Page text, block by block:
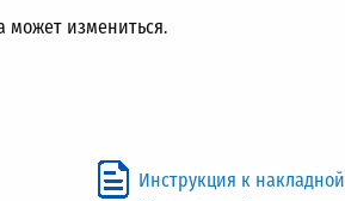
может измениться.
Инструкция к накладной